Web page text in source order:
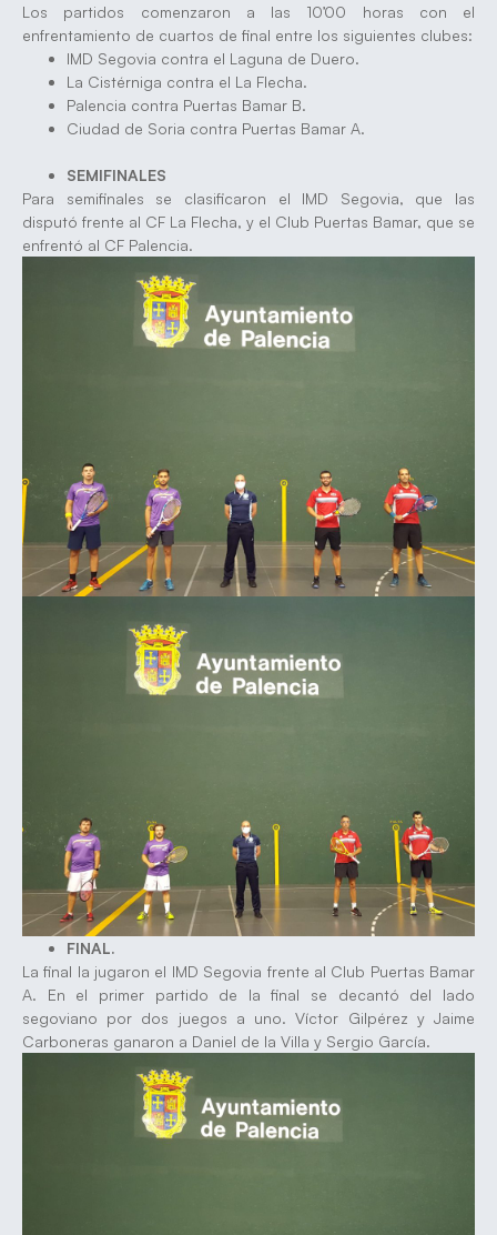
Los partidos comenzaron a las 10’00 horas con el
enfrentamiento de cuartos de final entre los siguientes clubes:
IMD Segovia contra el Laguna de Duero.
La Cistérniga contra el La Flecha.
Palencia contra Puertas Bamar B.
Ciudad de Soria contra Puertas Bamar A.
SEMIFINALES
Para semifinales se clasificaron el IMD Segovia, que las
disputó frente al CF La Flecha, y el Club Puertas Bamar, que se
enfrentó al CF Palencia.
FINAL.
La final la jugaron el IMD Segovia frente al Club Puertas Bamar
A. En el primer partido de la final se decantó del lado
segoviano por dos juegos a uno. Víctor Gilpérez y Jaime
Carboneras ganaron a Daniel de la Villa y Sergio García.